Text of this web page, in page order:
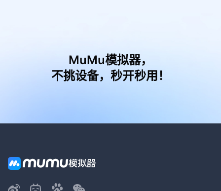
MuMu模拟器，
不挑设备，秒开秒用！